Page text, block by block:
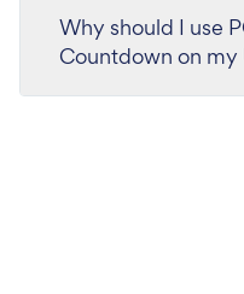
Why should I use
Countdown on my